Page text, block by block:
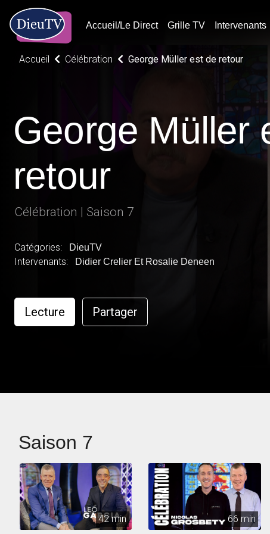
Accueil/Le Direct Grille TV Intervenants
Accueil Célébration George Müller est de retour
George Müller
retour
Célébration | Saison 7
Catégories: DieuTV
Intervenants: Didier Crelier Et Rosalie Deneen
Lecture Partager
Saison 7
42 min 66 min